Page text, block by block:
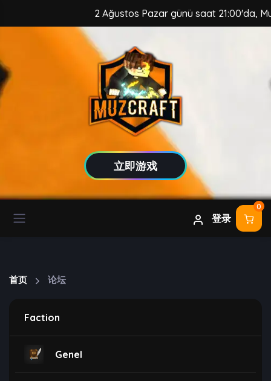
2 Ağustos Pazar günü saat 21:00'da,
立即游戏
登录
0
首页 论坛
Faction
Genel